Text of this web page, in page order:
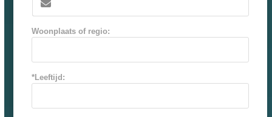
Woonplaats of regio:
*Leeftijd: